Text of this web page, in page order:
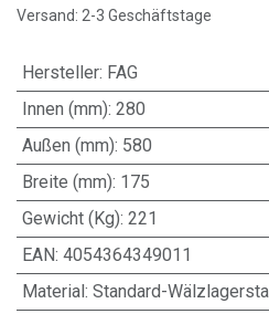
Versand: 2-3 Geschäftstage
Hersteller: FAG
Innen (mm): 280
Außen (mm): 580
Breite (mm): 175
Gewicht (Kg): 221
EAN: 4054364349011
Material: Standard-